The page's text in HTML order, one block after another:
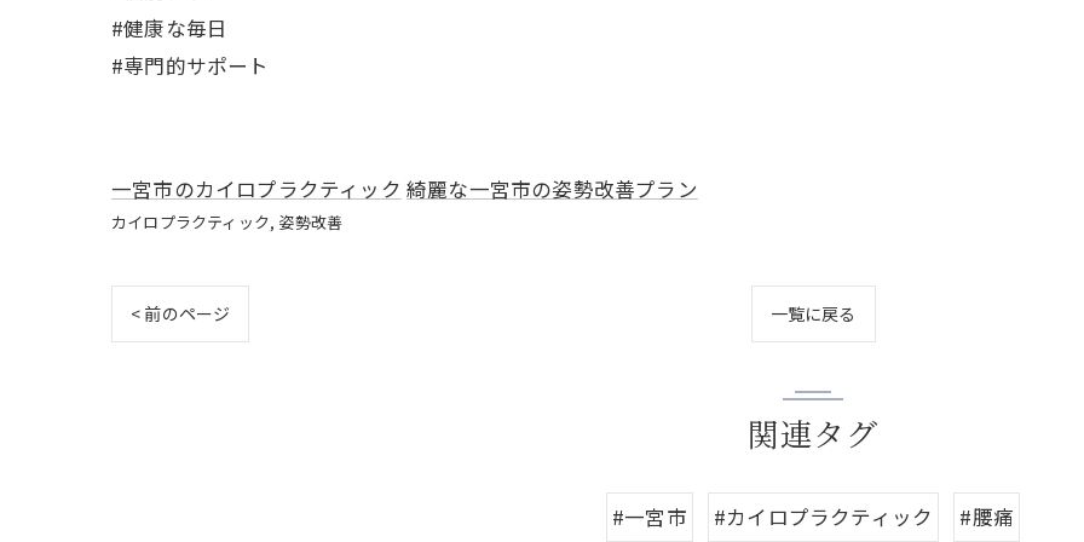
#健康な毎日
#専門的サポート
一宮市のカイロプラクティック 綺麗な一宮市の姿勢改善プラン
カイロプラクティック 姿勢改善
< 前のページ 一覧に戻る
関連タグ
#一宮市 #カイロプラクティック #腰痛